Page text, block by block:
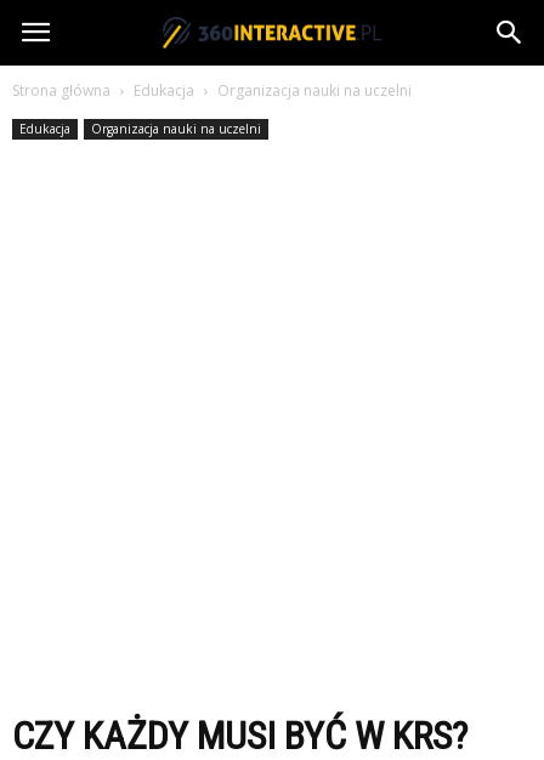
360interactive.pl
Strona główna Edukacja Organizacja nauki na uczelni
Edukacja Organizacja nauki na uczelni
CZY KAŻDY MUSI BYĆ W KRS?